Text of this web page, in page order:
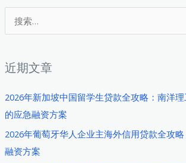
索
近期文章
2026年新加坡中国留学生贷款全攻略：南洋
的应急融资方案
2026年葡萄牙华人企业主海外信用贷款全攻
融资方案
贸
2026
年
购
房
款
全